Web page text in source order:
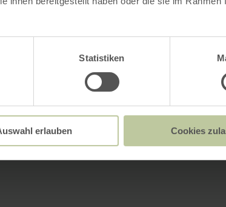
Statistiken
erlauben Cookies